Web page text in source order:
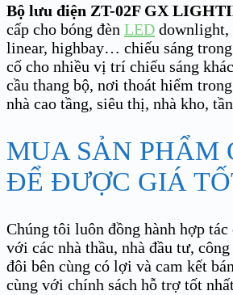
Bộ lưu điện ZT-02F GX
cấp cho bóng đèn LED downlight,
linear, highbay… chiếu sáng
cố cho nhiều vị trí chiếu sáng
cầu thang bộ, nơi thoát hiểm
nhà cao tầng, siêu thị, nhà kho,
MUA SẢN PHẨM
ĐỂ ĐƯỢC GIÁ
Chúng tôi luôn đồng hành hợp
với các nhà thầu, nhà đầu tư,
đôi bên cùng có lợi và cam kết
cùng với chính sách hỗ trợ tốt